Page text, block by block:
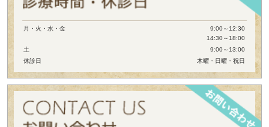
月・火・水・金
9:00～12:30
14:30～18:00
土
9:00～13:00
休診日
木曜・日曜・祝日